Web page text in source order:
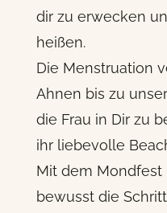
dir zu erwecken
heißen.
Die Menstruation
Ahnen bis zu
die Frau in Dir zu
ihr liebevolle
Mit dem Mondfest
bewusst die